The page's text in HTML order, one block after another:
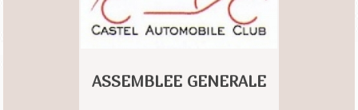
ASSEMBLEE GENERALE